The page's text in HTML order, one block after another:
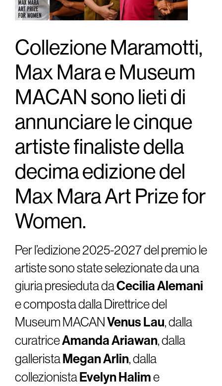
Collezione Maramotti,
Max Mara e Museum
MACAN sono lieti di
annunciare le cinque
artiste finaliste della
decima edizione del
Max Mara Art Prize for
Women.
Per l’edizione 2025-2027 del premio le
artiste sono state selezionate da una
giuria presieduta daCecilia Alemani
e composta dalla Direttrice del
Museum MACANVenus Lau, dalla
curatriceAmanda Ariawan, dalla
galleristaMegan Arlin, dalla
collezionistaEvelyn Halime